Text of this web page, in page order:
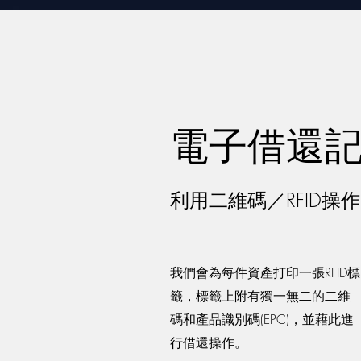
電子借還
利用二維碼／RFID操作
我們會為每件資產打印一張RFID標
籤，標籤上附有獨一無二的二維
碼和產品識別碼(EPC)，並藉此進
行借還操作。